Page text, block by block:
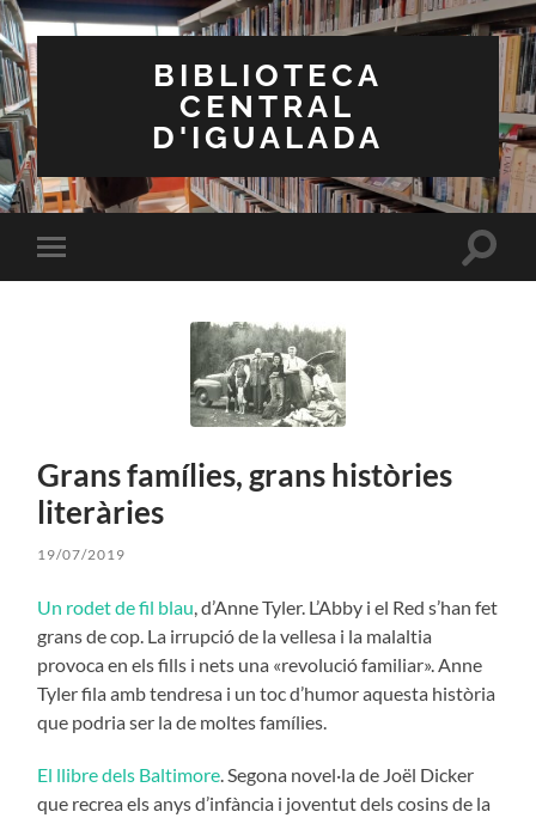
BIBLIOTECA
CENTRAL
D'IGUALADA
Toggle
mobile
Toggle
Grans famílies, grans històries
literàries
19/07/2019
Un rodet de fil blau , d’Anne Tyler. L’Abby i el Red s’han fet
grans de cop. La irrupció de la vellesa i la malaltia
provoca en els fills i nets una «revolució familiar». Anne
Tyler fila amb tendresa i un toc d’humor aquesta història
que podria ser la de moltes famílies.
El llibre dels Baltimore . Segona novel·la de Joël Dicker
que recrea els anys d’infància i joventut dels cosins de la